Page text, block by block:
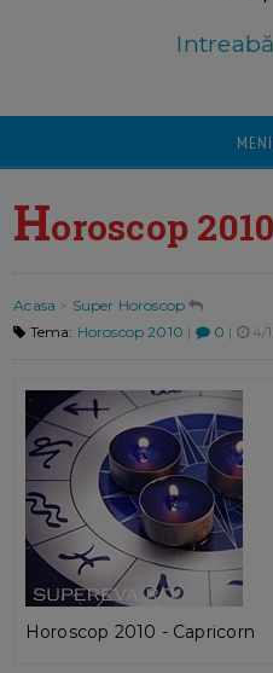
Horoscop
Acasa > Super Horoscop
Tema: Horoscop 2010 | 0 | 4/
Horoscop 2010 - Capricorn